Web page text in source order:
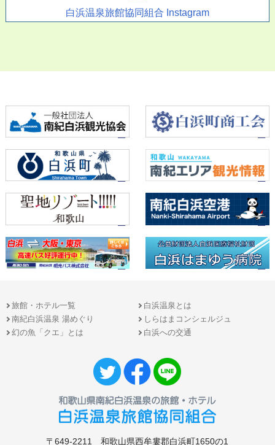
白浜温泉旅館協同組合 Instagram
旅館・ホテル一覧
白浜温泉とは
南紀白浜温泉 湯めぐり
しらはまコンシェルジュ
幻の魚「クエ」とは
白浜への交通
〒649-2211 和歌山県西牟婁郡白浜町1650の1